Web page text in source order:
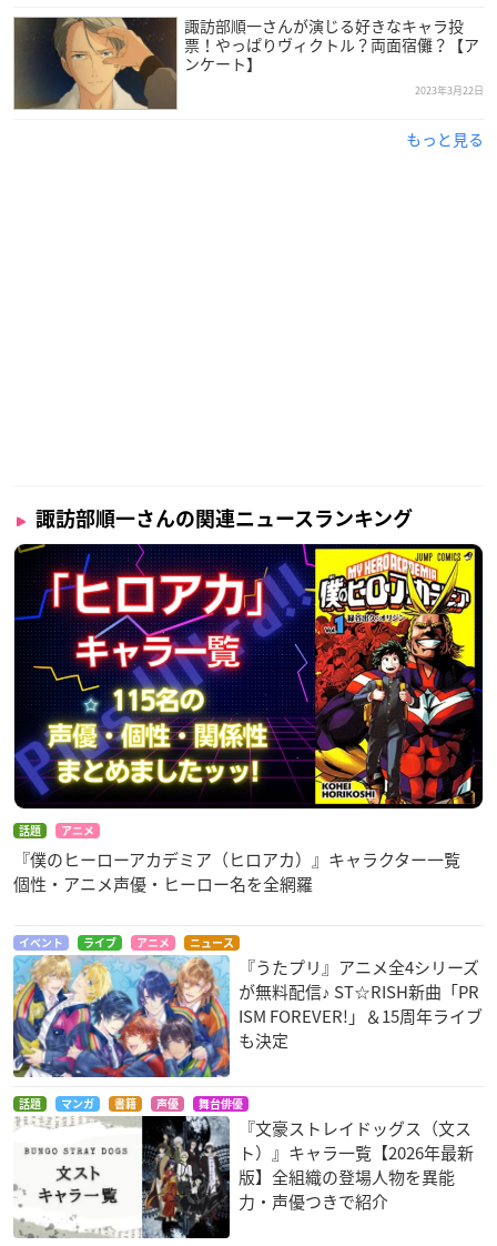
諏訪部順一さんが演じる好きなキャラ投
票！やっぱりヴィクトル？両面宿儺？【ア
ンケート】
2023年3月22日
もっと見る
諏訪部順一さんの関連ニュースランキング
話題 アニメ
『僕のヒーローアカデミア（ヒロアカ）』キャラクター一覧
個性・アニメ声優・ヒーロー名を全網羅
イベント ライブ アニメ ニュース
『うたプリ』アニメ全4シリーズ
が無料配信♪ ST☆RISH新曲「PR
ISM FOREVER!」＆15周年ライブ
も決定
話題 マンガ 書籍 声優 舞台俳優
『文豪ストレイドッグス（文ス
ト）』キャラ一覧【2026年最新
版】全組織の登場人物を異能
力・声優つきで紹介